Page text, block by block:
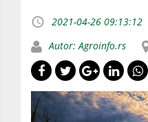
2021-04-26 09:13:12
Autor: Agroinfo.rs